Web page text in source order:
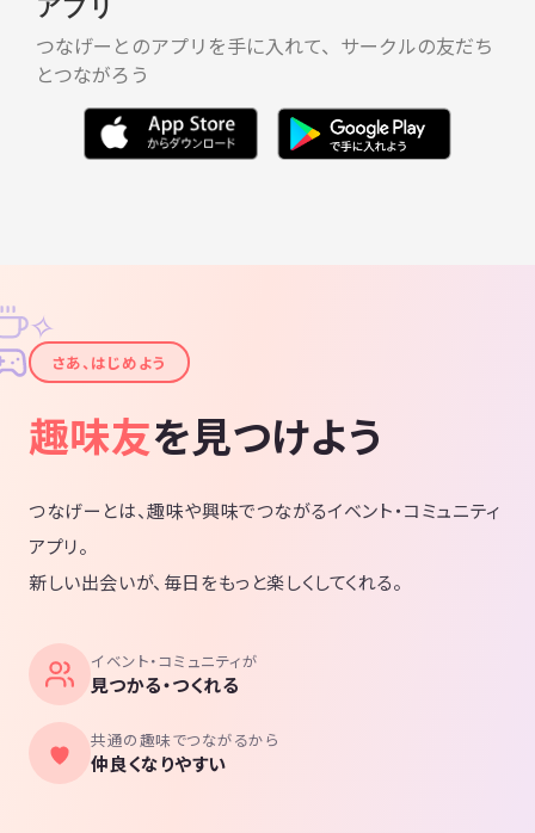
アプリ
つなげーとのアプリを手に入れて、サークルの友だち
とつながろう
✦
✧
さあ、はじめよう
趣味友を見つけよう
つなげーとは、趣味や興味でつながるイベント・コミュニティ
アプリ。
新しい出会いが、毎日をもっと楽しくしてくれる。
イベント・コミュニティが
見つかる・つくれる
共通の趣味でつながるから
仲良くなりやすい